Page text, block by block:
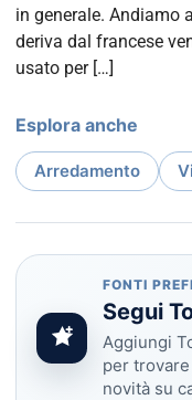
in generale. Andiamo
deriva dal francese
usato per […]
Esplora anche
Arredamento
FONTI
Segui
Aggiungi
per
novità su